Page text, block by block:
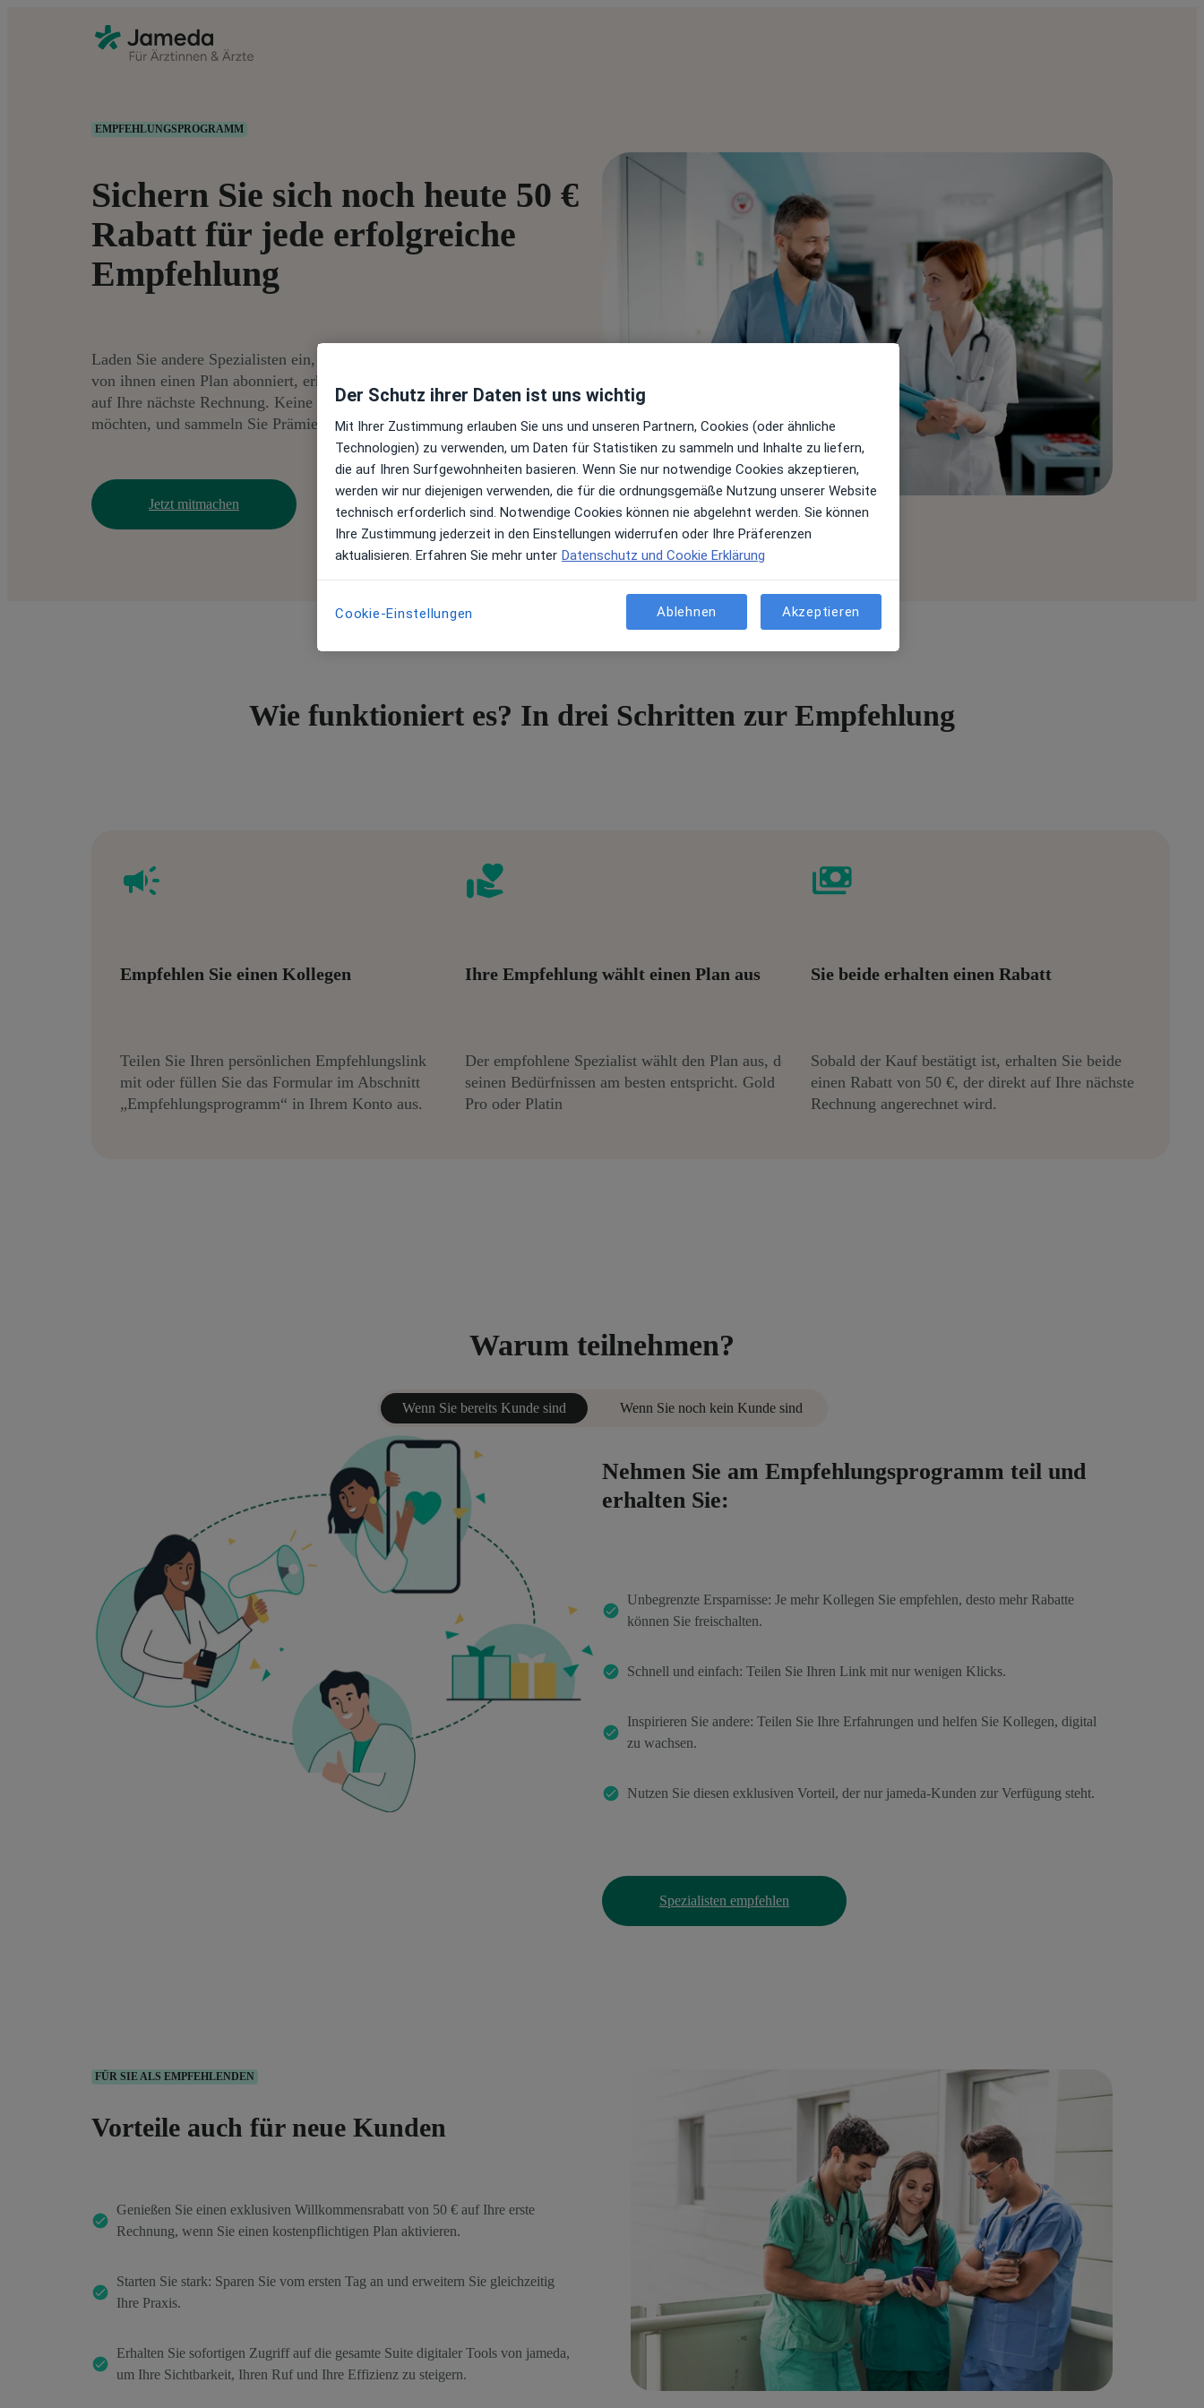
EMPFEHLUNGSPROGRAMM
Sichern Sie sich noch heute 50 €
Rabatt für jede erfolgreiche
Empfehlung
Laden Sie andere Spezialisten ein, jameda zu nutzen. Jedes Mal, wenn einer
von ihnen einen Plan abonniert, erhalten Sie beide einen exklusiven Rabatt
auf Ihre nächste Rechnung. Keine Grenzen, empfehlen Sie so viele, wie Sie
möchten, und sammeln Sie Prämien.
Jetzt mitmachen
Wie funktioniert es? In drei Schritten zur Empfehlung
Empfehlen Sie einen Kollegen
Teilen Sie Ihren persönlichen Empfehlungslink
mit oder füllen Sie das Formular im Abschnitt
„Empfehlungsprogramm“ in Ihrem Konto aus.
Ihre Empfehlung wählt einen Plan aus
Der empfohlene Spezialist wählt den Plan aus, der
seinen Bedürfnissen am besten entspricht. Gold
Pro oder Platin
Sie beide erhalten einen Rabatt
Sobald der Kauf bestätigt ist, erhalten Sie beide
einen Rabatt von 50 €, der direkt auf Ihre nächste
Rechnung angerechnet wird.
Warum teilnehmen?
Wenn Sie bereits Kunde sind Wenn Sie noch kein Kunde sind
Nehmen Sie am Empfehlungsprogramm teil und
erhalten Sie:
Unbegrenzte Ersparnisse: Je mehr Kollegen Sie empfehlen, desto mehr Rabatte
können Sie freischalten.
Schnell und einfach: Teilen Sie Ihren Link mit nur wenigen Klicks.
Inspirieren Sie andere: Teilen Sie Ihre Erfahrungen und helfen Sie Kollegen, digital
zu wachsen.
Nutzen Sie diesen exklusiven Vorteil, der nur jameda-Kunden zur Verfügung steht.
Spezialisten empfehlen
FÜR SIE ALS EMPFEHLENDEN
Vorteile auch für neue Kunden
Genießen Sie einen exklusiven Willkommensrabatt von 50 € auf Ihre erste
Rechnung, wenn Sie einen kostenpflichtigen Plan aktivieren.
Starten Sie stark: Sparen Sie vom ersten Tag an und erweitern Sie gleichzeitig
Ihre Praxis.
Erhalten Sie sofortigen Zugriff auf die gesamte Suite digitaler Tools von jameda,
um Ihre Sichtbarkeit, Ihren Ruf und Ihre Effizienz zu steigern.
Der Schutz ihrer Daten ist uns wichtig
Mit Ihrer Zustimmung erlauben Sie uns und unseren Partnern, Cookies (oder ähnliche
Technologien) zu verwenden, um Daten für Statistiken zu sammeln und Inhalte zu liefern,
die auf Ihren Surfgewohnheiten basieren. Wenn Sie nur notwendige Cookies akzeptieren,
werden wir nur diejenigen verwenden, die für die ordnungsgemäße Nutzung unserer Website
technisch erforderlich sind. Notwendige Cookies können nie abgelehnt werden. Sie können
Ihre Zustimmung jederzeit in den Einstellungen widerrufen oder Ihre Präferenzen
aktualisieren. Erfahren Sie mehr unter Datenschutz und Cookie Erklärung
Cookie-Einstellungen Ablehnen Akzeptieren